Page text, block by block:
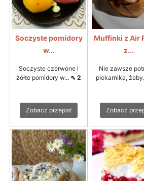
Soczyste pomidory
w...
Soczyste czerwone i
żółte pomidory w... ⇖ 2
Zobacz przepis!
Muffinki z Air
z...
Nie zawsze
piekarnika,
Zobacz